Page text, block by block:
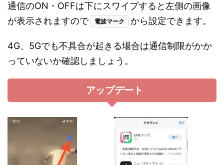
通信のON・OFFは下にスワイプすると左側の画像
が表示されますので
電波マーク から設定できます。
4G、5Gでも不具合が起きる場合は通信制限がかか
っていないか確認しましょう。
アップデート